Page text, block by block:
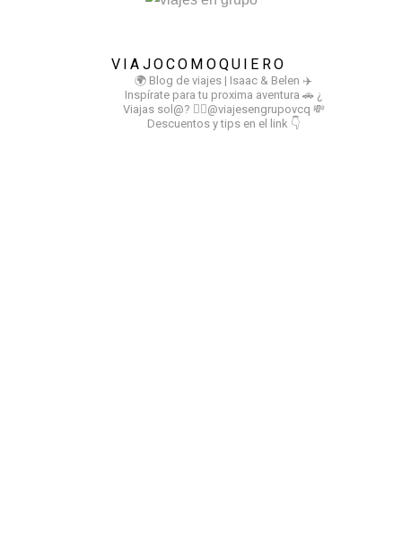
VIAJOCOMOQUIERO
🌍 Blog de viajes | Isaac & Belen ✈️
Inspírate para tu proxima aventura 🚗 ¿
Viajas sol@? 👉🏻@viajesengrupovcq 💸
Descuentos y tips en el link 👇